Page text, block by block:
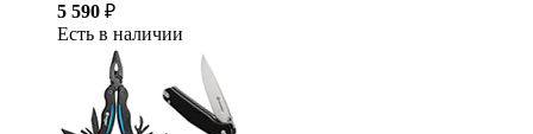
5 590 ₽
Есть в наличии